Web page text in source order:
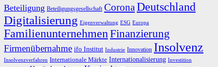
Beteiligung Beteiligungsgesellschaft CoronaDeutschland
Digitalisierung Eigenverwaltung ESG Europa
Familienunternehmen Finanzierung
Firmenübernahme ifo Institut Industrie Innovation Insolvenz
Insolvenzverfahren Internationale Märkte Internationalisierung Investition